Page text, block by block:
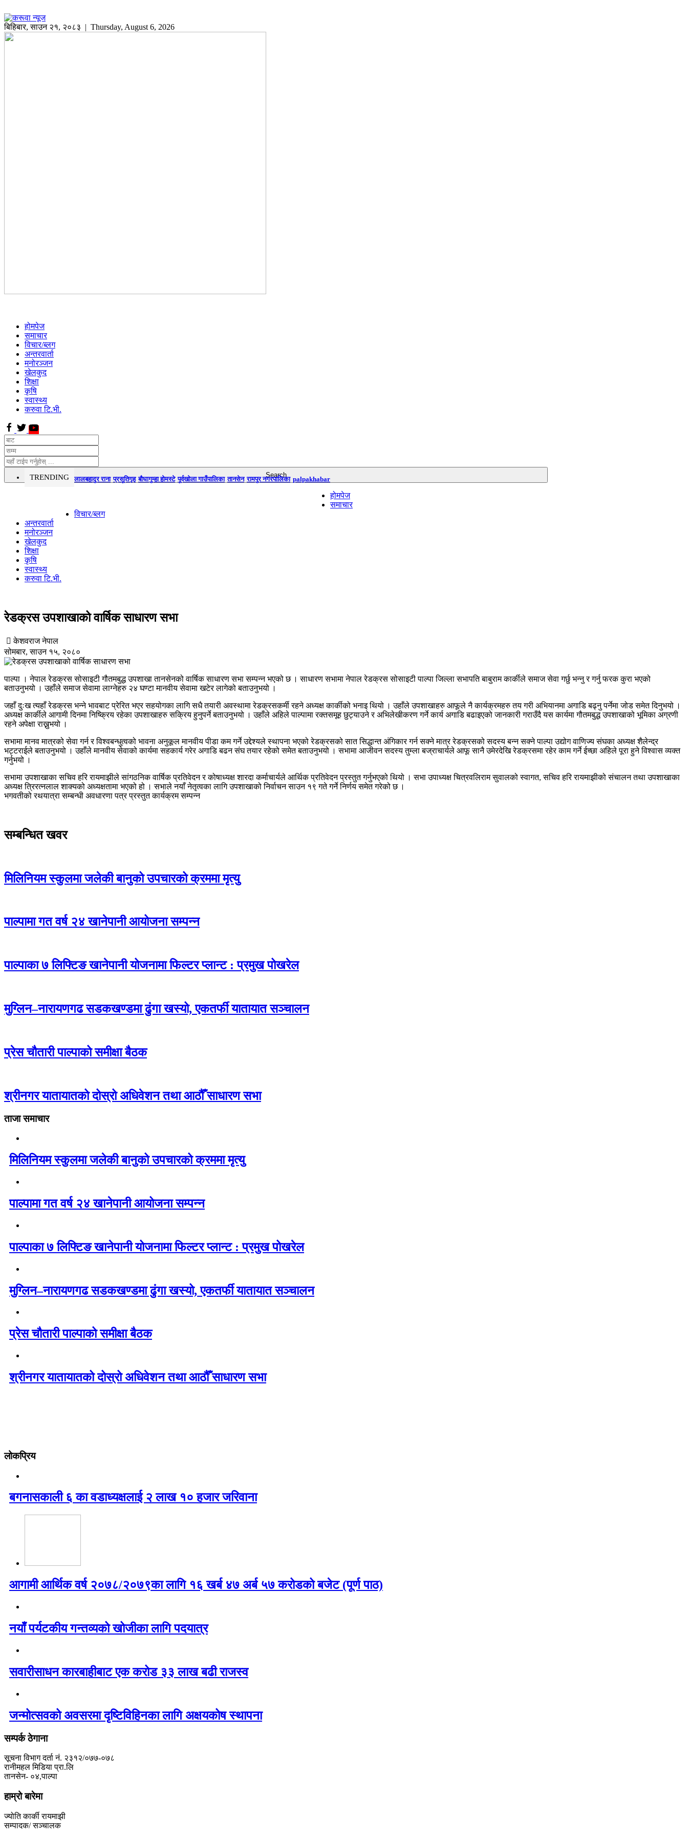
बिहिबार,साउन २१, २०८३ | Thursday, August 6, 2026
होमपेज
समाचार
विचार/ब्लग
अन्तरवार्ता
मनोरञ्जन
खेलकुद
शिक्षा
कृषि
स्वास्थ्य
करुवा टि.भी.
TRENDING लालबहादुर राना प्रसूतिगृह बौघागुम्हा होमस्टे पूर्वखोला गाउँपालिका तानसेन रामपुर नगरपालिका palpakhabar
होमपेज
समाचार
विचार/ब्लग
अन्तरवार्ता
मनोरञ्जन
खेलकुद
शिक्षा
कृषि
स्वास्थ्य
करुवा टि.भी.
रेडक्रस उपशाखाको वार्षिक साधारण सभा
 केशवराज नेपाल
सोमबार, साउन १५, २०८०
पाल्पा । नेपाल रेडक्रस सोसाइटी गौतमबुद्ध उपशाखा तानसेनको वार्षिक साधारण सभा सम्पन्न भएको छ । साधारण सभामा नेपाल रेडक्रस सोसाइटी पाल्पा जिल्ला सभापति बाबुराम कार्कीले समाज सेवा गर्छु भन्नु र गर्नु फरक कुरा भएको
बताउनुभयो । उहाँले समाज सेवामा लाग्नेहरु २४ घण्टा मानवीय सेवामा खटेर लागेको बताउनुभयो ।
जहाँ दुःख त्यहाँ रेडक्रस भन्ने भावबाट प्रेरित भएर सहयोगका लागि सधै तयारी अवस्थामा रेडक्रसकर्मी रहने अध्यक्ष कार्कीको भनाइ थियो । उहाँले उपशाखाहरु आफूले नै कार्यक्रमहरु तय गरी अभियानमा अगाडि बढ्नु पर्नेमा जोड समेत दिनुभयो ।
अध्यक्ष कार्कीले आगामी दिनमा निष्क्रिय रहेका उपशाखाहरु सक्रिय हुनुपर्ने बताउनुभयो । उहाँले अहिले पाल्पामा रक्तसमूह छुट्याउने र अभिलेखीकरण गर्ने कार्य अगाडि बढाइएको जानकारी गराउँदै यस कार्यमा गौतमबुद्ध उपशाखाको भूमिका अग्रणी
रहने अपेक्षा राख्नुभयो ।
सभामा मानव मात्रको सेवा गर्न र विश्वबन्धुत्वको भावना अनुकूल मानवीय पीडा कम गर्ने उद्देश्यले स्थापना भएको रेडक्रसको सात सिद्धान्त अंगिकार गर्न सक्ने मात्र रेडक्रसको सदस्य बन्न सक्ने पाल्पा उद्योग वाणिज्य संघका अध्यक्ष शैलेन्द्र
भट्टराईले बताउनुभयो । उहाँले मानवीय सेवाको कार्यमा सहकार्य गरेर अगाडि बढन संघ तयार रहेको समेत बताउनुभयो । सभामा आजीवन सदस्य तुम्ला बज्राचार्यले आफू सानै उमेरदेखि रेडक्रसमा रहेर काम गर्ने ईच्छा अहिले पूरा हुने विश्वास व्यक्त
गर्नुभयो ।
सभामा उपशाखाका सचिव हरि रायमाझीले सांगठनिक वार्षिक प्रतिवेदन र कोषाध्यक्ष शारदा कर्माचार्यले आर्थिक प्रतिवेदन प्रस्तुत गर्नुभएको थियो । सभा उपाध्यक्ष चित्रवलिराम सुवालको स्वागत, सचिव हरि रायमाझीको संचालन तथा उपशाखाका
अध्यक्ष त्रिरत्नलाल शाक्यको अध्यक्षतामा भएको हो । सभाले नयाँ नेतृत्वका लागि उपशाखाको निर्वाचन साउन १९ गते गर्ने निर्णय समेत गरेको छ ।
भगवतीको रथयात्रा सम्बन्धी अवधारणा पत्र प्रस्तुत कार्यक्रम सम्पन्न
सम्बन्धित खवर
मिलिनियम स्कुलमा जलेकी बानुको उपचारको क्रममा मृत्यु
पाल्पामा गत वर्ष २४ खानेपानी आयोजना सम्पन्न
पाल्पाका ७ लिफ्टिङ खानेपानी योजनामा फिल्टर प्लान्ट : प्रमुख पोखरेल
मुग्लिन–नारायणगढ सडकखण्डमा ढुंगा खस्यो, एकतर्फी यातायात सञ्चालन
प्रेस चौतारी पाल्पाको समीक्षा बैठक
श्रीनगर यातायातको दोस्रो अधिवेशन तथा आठौँ साधारण सभा
ताजा समाचार
मिलिनियम स्कुलमा जलेकी बानुको उपचारको क्रममा मृत्यु
पाल्पामा गत वर्ष २४ खानेपानी आयोजना सम्पन्न
पाल्पाका ७ लिफ्टिङ खानेपानी योजनामा फिल्टर प्लान्ट : प्रमुख पोखरेल
मुग्लिन–नारायणगढ सडकखण्डमा ढुंगा खस्यो, एकतर्फी यातायात सञ्चालन
प्रेस चौतारी पाल्पाको समीक्षा बैठक
श्रीनगर यातायातको दोस्रो अधिवेशन तथा आठौँ साधारण सभा
लोकप्रिय
बगनासकाली ६ का वडाध्यक्षलाई २ लाख १० हजार जरिवाना
आगामी आर्थिक वर्ष २०७८/२०७९का लागि १६ खर्ब ४७ अर्ब ५७ करोडको बजेट (पूर्ण पाठ)
नयाँ पर्यटकीय गन्तव्यको खोजीका लागि पदयात्र
सवारीसाधन कारबाहीबाट एक करोड ३३ लाख बढी राजस्व
जन्मोत्सवको अवसरमा दृष्टिविहिनका लागि अक्षयकोष स्थापना
सम्पर्क ठेगाना
सूचना विभाग दर्ता नं. २३१२/०७७-०७८
रानीमहल मिडिया प्रा.लि
तानसेन- ०४,पाल्पा
हाम्रो बारेमा
ज्योति कार्की रायमाझी
सम्पादक/ सञ्चालक